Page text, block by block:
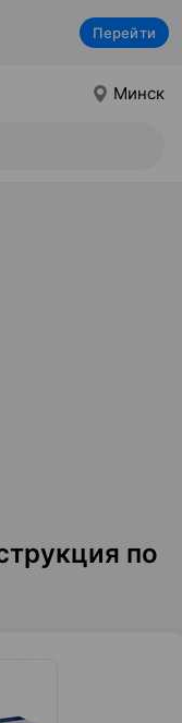
Перейти
Минск
по